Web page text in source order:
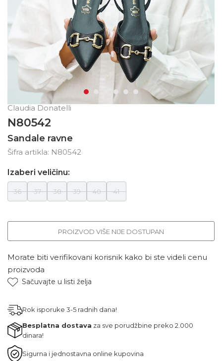
Claudia Donatelli
N80542
Sandale ravne
Šifra artikla: N80542
Izaberi veličinu:
36 37 38 39 40 41
PROIZVOD VIŠE NIJE DOSTUPAN
Morate biti verifikovani korisnik kako bi ste videli cenu
proizvoda
Sačuvajte u listi želja
Rok isporuke 3-5 radnih dana!
Besplatna dostava za sve porudžbine preko 2.000
dinara!
Sigurna i jednostavna online kupovina